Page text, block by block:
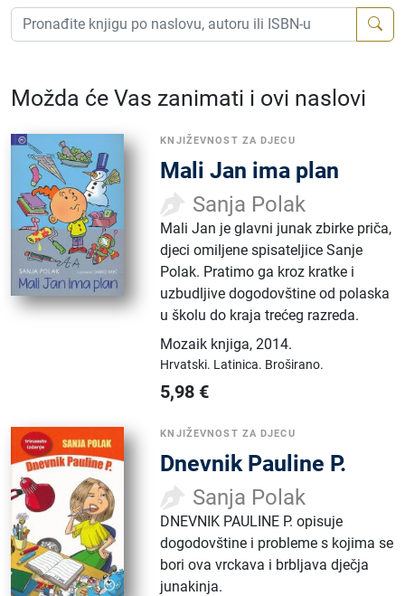
Možda će Vas zanimati i ovi naslovi
KNJIŽEVNOST ZA DJECU
Mali Jan ima plan
Sanja Polak
Mali Jan je glavni junak zbirke priča,
djeci omiljene spisateljice Sanje
Polak. Pratimo ga kroz kratke i
uzbudljive dogodovštine od polaska
u školu do kraja trećeg razreda.
Mozaik knjiga,2014.
Hrvatski. Latinica. Broširano.
5,98 €
KNJIŽEVNOST ZA DJECU
Dnevnik Pauline P.
Sanja Polak
DNEVNIK PAULINE P. opisuje
dogodovštine i probleme s kojima se
bori ova vrckava i brbljava dječja
junakinja.